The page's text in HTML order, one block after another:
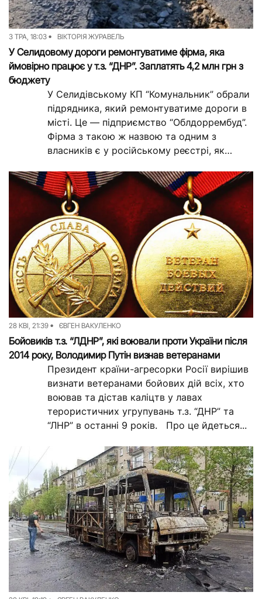
Досьє
Репортажі
Блог
Проєкти
Команда
Реклама
Редакційна політика
3 ТРА, 18:03 ВІКТОРІЯ ЖУРАВЕЛЬ
У Селидовому дороги ремонтуватиме фірма, яка
ймовірно працює у т.з. “ДНР”. Заплатять 4,2 млн грн з
бюджету
У Селидівському КП “Комунальник” обрали
підрядника, який ремонтуватиме дороги в
місті. Це — підприємство “Облдоррембуд”.
Фірма з такою ж назвою та одним з
власників є у російському реєстрі, як
28 КВІ, 21:39 ЄВГЕН ВАКУЛЕНКО
Бойовиків т.з. “ЛДНР”, які воювали проти України після
2014 року, Володимир Путін визнав ветеранами
Президент країни-агресорки Росії вирішив
визнати ветеранами бойових дій всіх, хто
воював та дістав каліцтв у лавах
терористичних угрупувань т.з. “ДНР” та
“ЛНР” в останні 9 років. Про це йдеться...